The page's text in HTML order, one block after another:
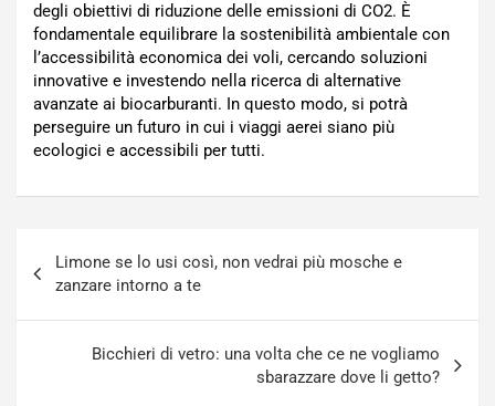
degli obiettivi di riduzione delle emissioni di CO2. È
fondamentale equilibrare la sostenibilità ambientale con
l’accessibilità economica dei voli, cercando soluzioni
innovative e investendo nella ricerca di alternative
avanzate ai biocarburanti. In questo modo, si potrà
perseguire un futuro in cui i viaggi aerei siano più
ecologici e accessibili per tutti.
articoli
Limone se lo usi così, non vedrai più mosche e
zanzare intorno a te
Bicchieri di vetro: una volta che ce ne vogliamo
sbarazzare dove li getto?